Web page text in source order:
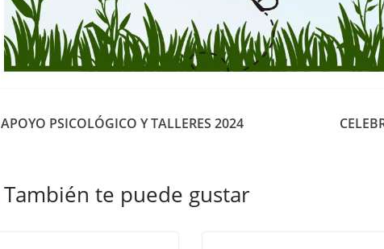
APOYO PSICOLÓGICO Y TALLERES 2024
También te puede gustar